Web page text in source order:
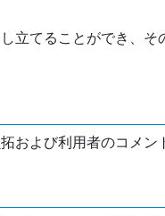
立てることができ、
および利用者のコメン